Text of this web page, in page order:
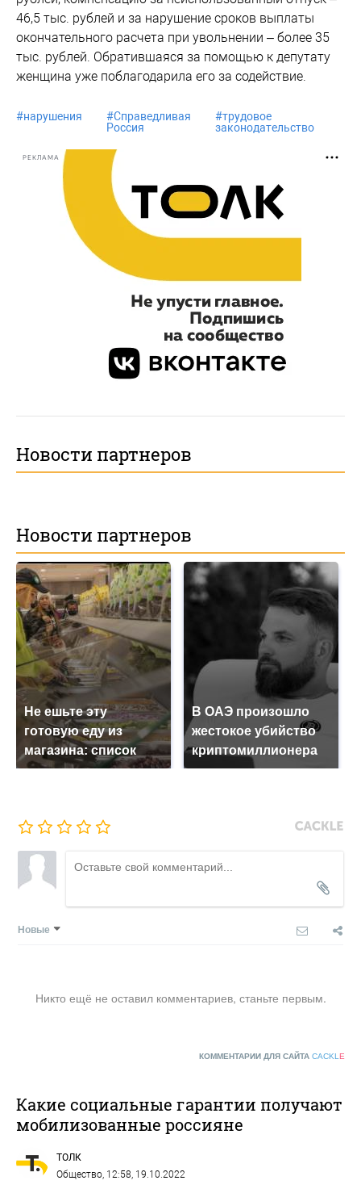
46,5 тыс. рублей и за нарушение сроков выплаты
окончательного расчета при увольнении – более 35
тыс. рублей. Обратившаяся за помощью к депутату
женщина уже поблагодарила его за содействие.
#нарушения #Справедливая
Россия
#трудовое
законодательство
РЕКЛАМА
Новости партнеров
Новости партнеров
Не ешьте эту
готовую еду из
магазина: список
В ОАЭ произошло
жестокое убийство
криптомиллионера
Новые
Никто ещё не оставил комментариев, станьте первым.
КОММЕНТАРИИ ДЛЯ САЙТА CACKL E
Какие социальные гарантии получают
мобилизованные россияне
ТОЛК
Общество, 12:58, 19.10.2022